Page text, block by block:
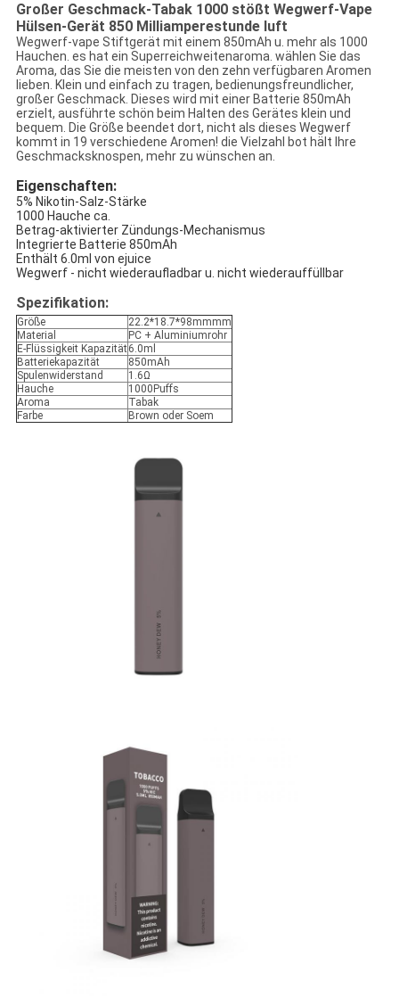
Großer Geschmack-Tabak 1000 stößt Wegwerf-Vape
Hülsen-Gerät 850 Milliamperestunde luft
Wegwerf-vape Stiftgerät mit einem 850mAh u. mehr als 1000
Hauchen. es hat ein Superreichweitenaroma. wählen Sie das
Aroma, das Sie die meisten von den zehn verfügbaren Aromen
lieben. Klein und einfach zu tragen, bedienungsfreundlicher,
großer Geschmack. Dieses wird mit einer Batterie 850mAh
erzielt, ausführte schön beim Halten des Gerätes klein und
bequem. Die Größe beendet dort, nicht als dieses Wegwerf
kommt in 19 verschiedene Aromen! die Vielzahl bot hält Ihre
Geschmacksknospen, mehr zu wünschen an.
Eigenschaften:
5% Nikotin-Salz-Stärke
1000 Hauche ca.
Betrag-aktivierter Zündungs-Mechanismus
Integrierte Batterie 850mAh
Enthält 6.0ml von ejuice
Wegwerf - nicht wiederaufladbar u. nicht wiederauffüllbar
Spezifikation:
Größe
22.2*18.7*98mmmm
Material
PC + Aluminiumrohr
E-Flüssigkeit Kapazität6.0ml
Batteriekapazität
850mAh
Spulenwiderstand
1.6Ω
Hauche
1000Puffs
Aroma
Tabak
Farbe
Brown oder Soem